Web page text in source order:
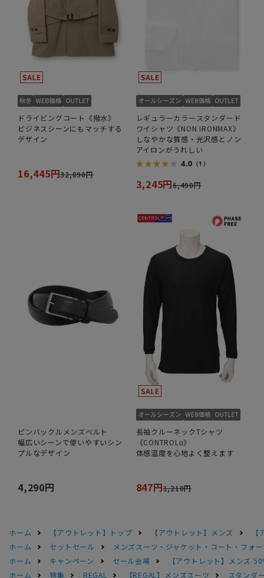
ドライビングコート《撥水》
ビジネスシーンにもマッチする
デザイン
16,445円32,890円
レギュラーカラースタンダード
ワイシャツ《NON IRONMAX》
しなやかな質感・光沢感とノン
アイロンがうれしい
4.0 （1）
3,245円6,490円
ピンバックルメンズベルト
幅広いシーンで使いやすいシン
プルなデザイン
4,290円
長袖クルーネックTシャツ
《CONTROLα》
体感温度を心地よく整えます
847円1,210円
ホーム 【アウトレット】トップ 【アウトレット】メンズ
ホーム
セットセール
メンズスーツ・ジャケット・コート・フォ
ホーム
キャンペーン セール会場
【アウトレット】メンズ
ホーム
特集 REGAL 【REGAL】メンズスーツ スタンダ